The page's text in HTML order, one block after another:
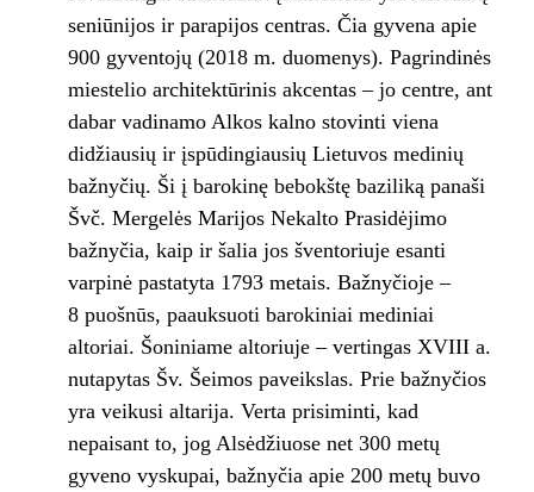
seniūnijos ir parapijos centras. Čia gyvena apie
900 gyventojų (2018 m. duomenys). Pagrindinės
miestelio architektūrinis akcentas – jo centre, ant
dabar vadinamo Alkos kalno stovinti viena
didžiausių ir įspūdingiausių Lietuvos medinių
bažnyčių. Ši į barokinę bebokštę baziliką panaši
Švč. Mergelės Marijos Nekalto Prasidėjimo
bažnyčia, kaip ir šalia jos šventoriuje esanti
varpinė pastatyta 1793 metais. Bažnyčioje –
8 puošnūs, paauksuoti barokiniai mediniai
altoriai. Šoniniame altoriuje – vertingas XVIII a.
nutapytas Šv. Šeimos paveikslas. Prie bažnyčios
yra veikusi altarija. Verta prisiminti, kad
nepaisant to, jog Alsėdžiuose net 300 metų
gyveno vyskupai, bažnyčia apie 200 metų buvo